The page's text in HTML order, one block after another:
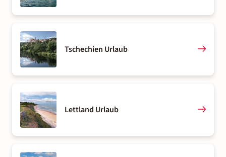
Tschechien Urlaub
Lettland Urlaub